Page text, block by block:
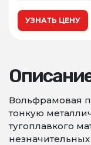
УЗНАТЬ ЦЕНУ
Вольфрамовая
тонкую
тугоплавкого